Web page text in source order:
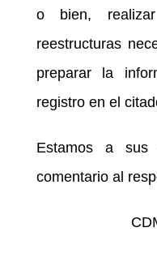
o bien,
reestructuras
preparar la
registro en el
Estamos a sus
comentario al